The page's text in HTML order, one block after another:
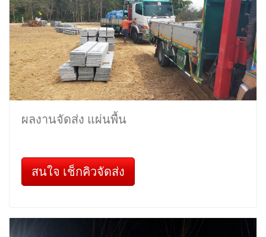
ผลงานจัดส่ง แผ่นพื้น
สนใจ เช็กคิวจัดส่ง